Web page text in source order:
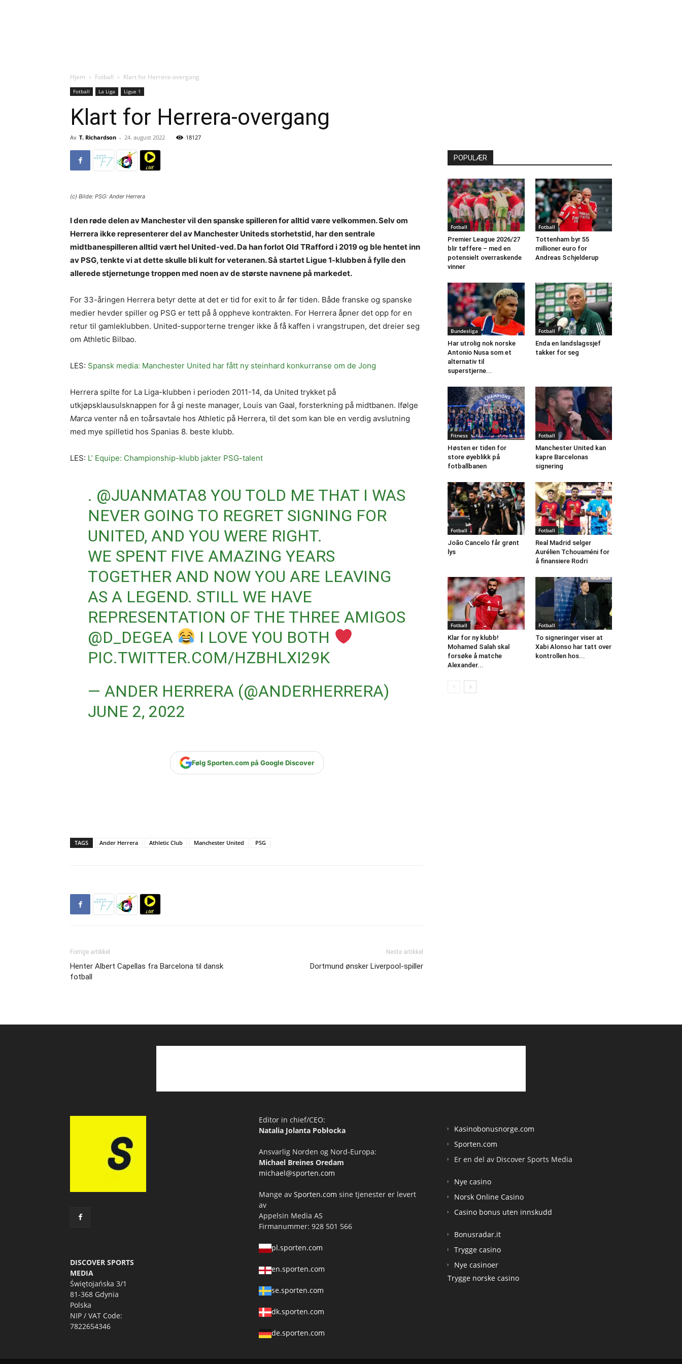
Hjem Fotball Klart for Herrera-overgang
Fotball La Liga Ligue 1
Klart for Herrera-overgang
Av T. Richardson - 24. august 2022 18127
(c) Bilde: PSG: Ander Herrera
I den røde delen av Manchester vil den spanske spilleren for alltid være velkommen. Selv om
Herrera ikke representerer del av Manchester Uniteds storhetstid, har den sentrale
midtbanespilleren alltid vært hel United-ved. Da han forlot Old TRafford i 2019 og ble hentet inn
av PSG, tenkte vi at dette skulle bli kult for veteranen. Så startet Ligue 1-klubben å fylle den
allerede stjernetunge troppen med noen av de største navnene på markedet.
For 33-åringen Herrera betyr dette at det er tid for exit to år før tiden. Både franske og spanske
medier hevder spiller og PSG er tett på å oppheve kontrakten. For Herrera åpner det opp for en
retur til gamleklubben. United-supporterne trenger ikke å få kaffen i vrangstrupen, det dreier seg
om Athletic Bilbao.
LES: Spansk media: Manchester United har fått ny steinhard konkurranse om de Jong
Herrera spilte for La Liga-klubben i perioden 2011-14, da United trykket på
utkjøpsklausulsknappen for å gi neste manager, Louis van Gaal, forsterkning på midtbanen. Ifølge
Marca venter nå en toårsavtale hos Athletic på Herrera, til det som kan ble en verdig avslutning
med mye spilletid hos Spanias 8. beste klubb.
LES: L’ Equipe: Championship-klubb jakter PSG-talent
. @JUANMATA8 YOU TOLD ME THAT I WAS
NEVER GOING TO REGRET SIGNING FOR
UNITED, AND YOU WERE RIGHT.
WE SPENT FIVE AMAZING YEARS
TOGETHER AND NOW YOU ARE LEAVING
AS A LEGEND. STILL WE HAVE
REPRESENTATION OF THE THREE AMIGOS
@D_DEGEA
I LOVE YOU BOTH
PIC.TWITTER.COM/HZBHLXI29K
— ANDER HERRERA (@ANDERHERRERA)
JUNE 2, 2022
Følg Sporten.com på Google Discover
TAGS Ander Herrera Athletic Club Manchester United PSG
Forrige artikkel
Henter Albert Capellas fra Barcelona til dansk
fotball
Neste artikkel
Dortmund ønsker Liverpool-spiller
POPULÆR
Fotball
Premier League 2026/27
blir tøffere – med en
potensielt overraskende
vinner
Fotball
Tottenham byr 55
millioner euro for
Andreas Schjelderup
Bundesliga
Har utrolig nok norske
Antonio Nusa som et
alternativ til
superstjerne...
Fotball
Enda en landslagssjef
takker for seg
Fitness
Høsten er tiden for
store øyeblikk på
fotballbanen
Fotball
Manchester United kan
kapre Barcelonas
signering
Fotball
João Cancelo får grønt
lys
Fotball
Real Madrid selger
Aurélien Tchouaméni for
å finansiere Rodri
Fotball
Klar for ny klubb!
Mohamed Salah skal
forsøke å matche
Alexander...
Fotball
To signeringer viser at
Xabi Alonso har tatt over
kontrollen hos...
DISCOVER SPORTS
MEDIA
Świętojańska 3/1
81-368 Gdynia
Polska
NIP / VAT Code:
7822654346
Editor in chief/CEO:
Natalia Jolanta Pobłocka
Ansvarlig Norden og Nord-Europa:
Michael Breines Oredam
michael@sporten.com
Mange av Sporten.com sine tjenester er levert
av
Appelsin Media AS
Firmanummer: 928 501 566
pl.sporten.com
en.sporten.com
se.sporten.com
dk.sporten.com
de.sporten.com
Kasinobonusnorge.com
Sporten.com
Er en del av Discover Sports Media
Nye casino
Norsk Online Casino
Casino bonus uten innskudd
Bonusradar.it
Trygge casino
Nye casinoer
Trygge norske casino